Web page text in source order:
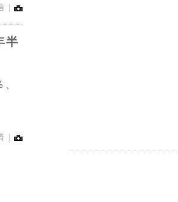
半
｜